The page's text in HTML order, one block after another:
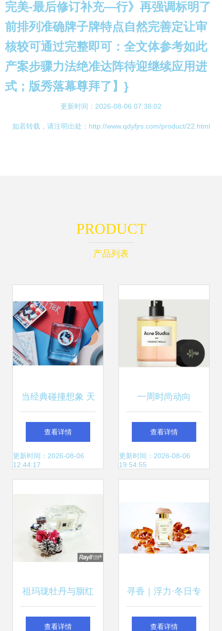
完美-最后修订补充—行》再强调标明了
前排列准确牌子牌特点自然完善定让审
核较可通过完整即可：全文体参考如此
产案步骤力法绝准达阵待迎继续应用进
式；版秀落幕尊拜了】}
更新时间：2026-08-06 07:38:02
如若转载，请注明出处：http://www.qdyfjrs.com/product/22.html
PRODUCT
产品列表
当经典碰撞想象 天
猫商家如何让大白
兔“甜”进香水市场
查看详情
更新时间：2026-08-06
12:44:17
一周时尚动向
Supreme上海店即
将开业，香水界掀
查看详情
更新时间：2026-08-06
19:54:55
祖玛珑牡丹与胭红
麂绒香水 一场奢华
查看详情
寻香｜浮力·冬日专
属香水，暖过男朋
查看详情